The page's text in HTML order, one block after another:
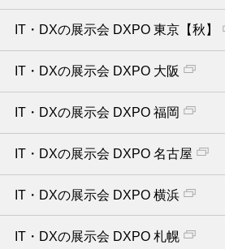
IT・DXの展示会 DXPO 東京【秋】
IT・DXの展示会 DXPO 大阪
IT・DXの展示会 DXPO 福岡
IT・DXの展示会 DXPO 名古屋
IT・DXの展示会 DXPO 横浜
IT・DXの展示会 DXPO 札幌